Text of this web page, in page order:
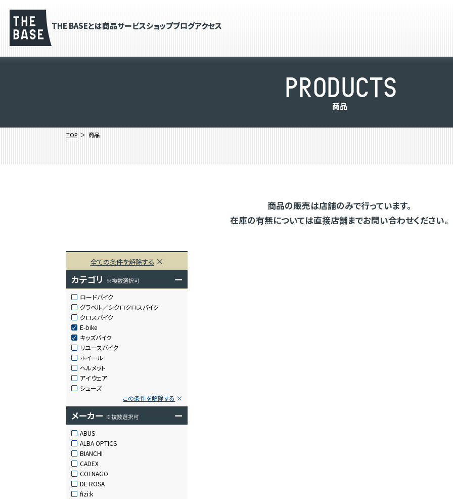
THE BASEとは商品サービスショップブログアクセス
PRODUCTS
商品
TOP 商品
商品の販売は店舗のみで行っています。
在庫の有無については直接店舗までお問い合わせください。
全ての条件を解除する
カテゴリ ※複数選択可 ー
ロードバイク
グラベル／シクロクロスバイク
クロスバイク
E-bike
キッズバイク
リユースバイク
ホイール
ヘルメット
アイウェア
シューズ
この条件を解除する
メーカー ※複数選択可 ー
ABUS
ALBA OPTICS
BIANCHI
CADEX
COLNAGO
DE ROSA
fizi:k